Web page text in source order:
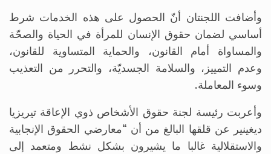
وأضافت اللجنتان أنّ الحصول على هذه الخدمات شرط
أساسي لضمان حقوق الإنسان للمرأة في الحياة والصحّة
والمساواة أمام القانون، والحماية المتساوية للقانون،
وعدم التمييز، والسلامة الجسديّة، والتحرر من التعذيب
وسوء المعاملة.
وأعربت رئيسة لجنة حقوق الأشخاص ذوي الإعاقة تيريزيا
ديغينير عن قلقها البالغ من أن “معارضي الحقوق الإنجابية
والاستقلالية غالبا ما يشيرون بشكل نشط ومتعمد إلى